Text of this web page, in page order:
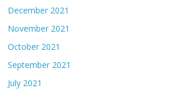
December 2021
November 2021
October 2021
September 2021
July 2021